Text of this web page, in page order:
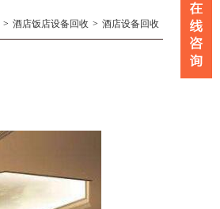
> 酒店饭店设备回收 > 酒店设备回收